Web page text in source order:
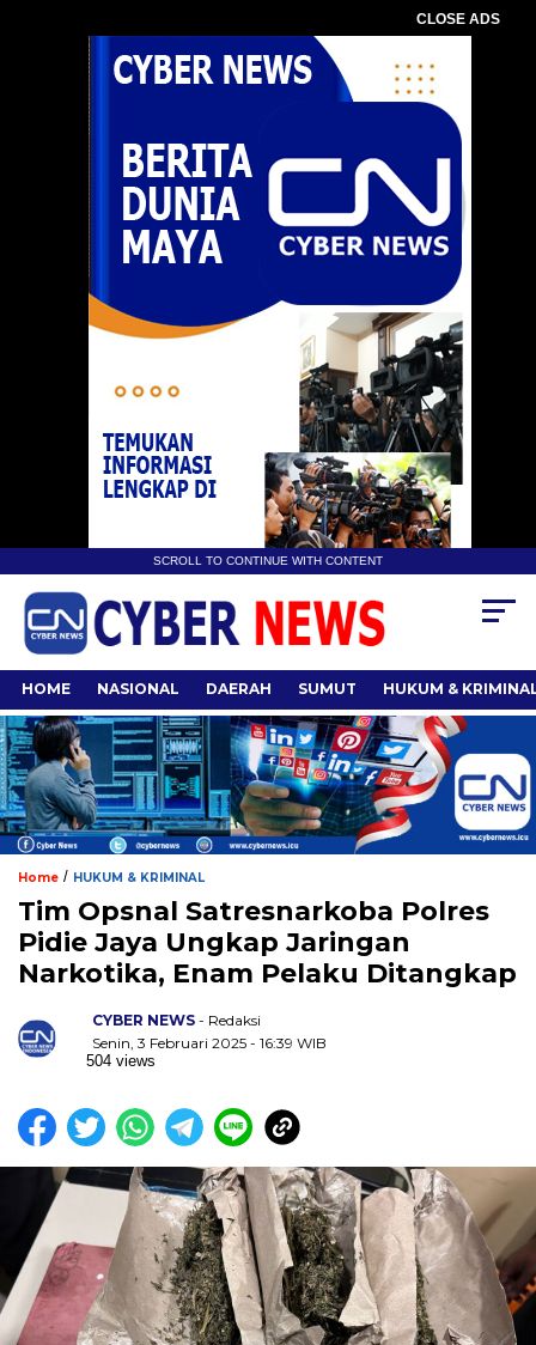
CLOSE ADS
SCROLL TO CONTINUE WITH CONTENT
HOME NASIONAL DAERAH SUMUT HUKUM &
Home / HUKUM & KRIMINAL
Tim Opsnal Satresnarkoba Polres
Pidie Jaya Ungkap Jaringan
Narkotika, Enam Pelaku Ditangkap
CYBER NEWS - Redaksi
Senin, 3 Februari 2025 - 16:39 WIB
504 views